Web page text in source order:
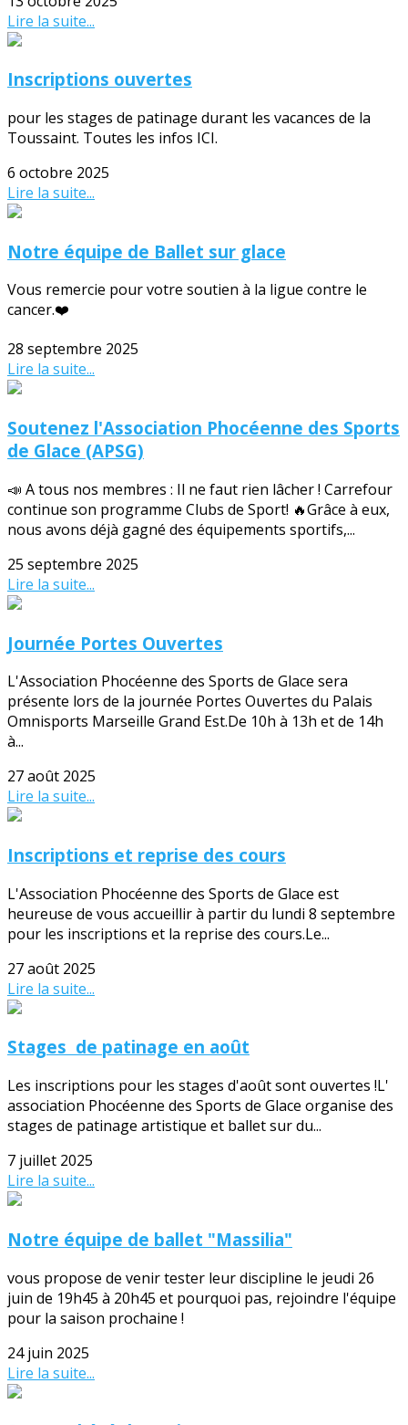
Lire la suite...
Inscriptions ouvertes
pour les stages de patinage durant les vacances de la
Toussaint. Toutes les infos ICI.
6 octobre 2025
Lire la suite...
Notre équipe de Ballet sur glace
Vous remercie pour votre soutien à la ligue contre le
cancer.❤️
28 septembre 2025
Lire la suite...
Soutenez l'Association Phocéenne des Sports
de Glace (APSG)
📣 A tous nos membres : Il ne faut rien lâcher ! Carrefour
continue son programme Clubs de Sport! 🔥Grâce à eux,
nous avons déjà gagné des équipements sportifs,...
25 septembre 2025
Lire la suite...
Journée Portes Ouvertes
L'Association Phocéenne des Sports de Glace sera
présente lors de la journée Portes Ouvertes du Palais
Omnisports Marseille Grand Est.De 10h à 13h et de 14h
à...
27 août 2025
Lire la suite...
Inscriptions et reprise des cours
L'Association Phocéenne des Sports de Glace est
heureuse de vous accueillir à partir du lundi 8 septembre
pour les inscriptions et la reprise des cours.Le...
27 août 2025
Lire la suite...
Stages de patinage en août
Les inscriptions pour les stages d'août sont ouvertes !L'
association Phocéenne des Sports de Glace organise des
stages de patinage artistique et ballet sur du...
7 juillet 2025
Lire la suite...
Notre équipe de ballet "Massilia"
vous propose de venir tester leur discipline le jeudi 26
juin de 19h45 à 20h45 et pourquoi pas, rejoindre l'équipe
pour la saison prochaine !
24 juin 2025
Lire la suite...